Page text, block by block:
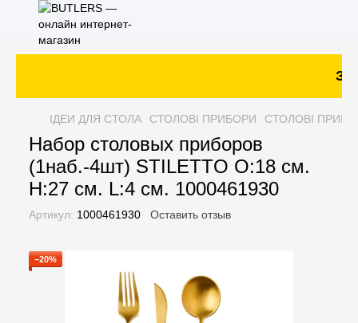
ІДЕИ ДЛЯ СТОЛА СТОЛОВІ ПРИБОРИ СТОЛОВІ
Набор столовых приборов
(1наб.-4шт) STILETTO O:18 см.
H:27 см. L:4 см. 1000461930
Артикул: 1000461930 Оставить отзыв
−20%